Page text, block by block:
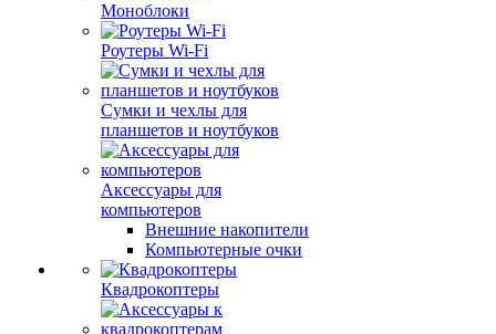
Моноблоки
Роутеры Wi-Fi
Сумки и чехлы для
планшетов и ноутбуков
Аксессуары для
компьютеров
Внешние накопители
Компьютерные очки
Квадрокоптеры